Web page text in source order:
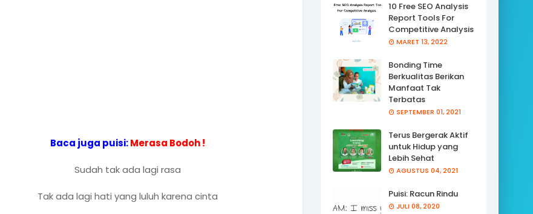
Baca juga puisi:Merasa Bodoh !
Sudah tak ada lagi rasa
Tak ada lagi hati yang luluh karena cinta
10 Free SEO Analysis
Report Tools For
Competitive Analysis
MARET 13, 2022
Bonding Time
Berkualitas Berikan
Manfaat Tak
Terbatas
SEPTEMBER 01, 2021
Terus Bergerak Aktif
untuk Hidup yang
Lebih Sehat
AGUSTUS 04, 2021
Puisi: Racun Rindu
JULI 08, 2020